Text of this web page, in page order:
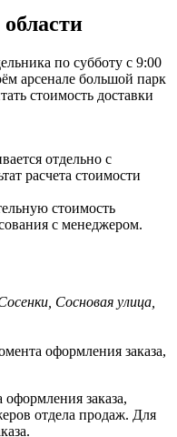
по субботу с 9:00
арсенале большой парк
стоимость доставки
отдельно с
расчета стоимости
стоимость
с менеджером.
Сосновая улица,
оформления заказа,
заказа,
отдела продаж. Для